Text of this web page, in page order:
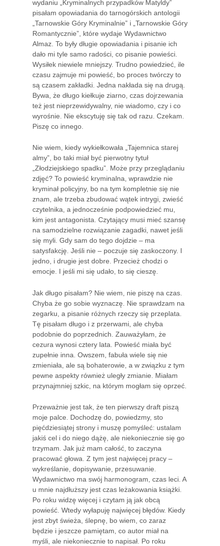
wydaniu „Kryminalnych przypadków Matyldy”
pisałam opowiadania do tarnogórskich antologii
„Tarnowskie Góry Kryminalnie” i „Tarnowskie Góry
Romantycznie”, które wydaje Wydawnictwo
Almaz. To były długie opowiadania i pisanie ich
dało mi tyle samo radości, co pisanie powieści.
Wysiłek niewiele mniejszy. Trudno powiedzieć, ile
czasu zajmuje mi powieść, bo proces twórczy to
są czasem zakładki. Jedna nakłada się na drugą.
Bywa, że długo kiełkuje ziarno, czas dojrzewania
też jest nieprzewidywalny, nie wiadomo, czy i co
wyrośnie. Nie ekscytuję się tak od razu. Czekam.
Piszę co innego.
Nie wiem, kiedy wykiełkowała „Tajemnica starej
almy”, bo taki miał być pierwotny tytuł
„Złodziejskiego spadku”. Może przy przeglądaniu
zdjęć? To powieść kryminalna, wprawdzie nie
kryminał policyjny, bo na tym kompletnie się nie
znam, ale trzeba zbudować wątek intrygi, zwieść
czytelnika, a jednocześnie podpowiedzieć mu,
kim jest antagonista. Czytający musi mieć szansę
na samodzielne rozwiązanie zagadki, nawet jeśli
się myli. Gdy sam do tego dojdzie – ma
satysfakcję. Jeśli nie – poczuje się zaskoczony. I
jedno, i drugie jest dobre. Przecież chodzi o
emocje. I jeśli mi się udało, to się cieszę.
Jak długo pisałam? Nie wiem, nie piszę na czas.
Chyba że go sobie wyznaczę. Nie sprawdzam na
zegarku, a pisanie różnych rzeczy się przeplata.
Tę pisałam długo i z przerwami, ale chyba
podobnie do poprzednich. Zauważyłam, że
cezura wynosi cztery lata. Powieść miała być
zupełnie inna. Owszem, fabuła wiele się nie
zmieniała, ale są bohaterowie, a w związku z tym
pewne aspekty również uległy zmianie. Miałam
przynajmniej szkic, na którym mogłam się oprzeć.
Przeważnie jest tak, że ten pierwszy draft piszą
moje palce. Dochodzę do, powiedzmy, sto
pięćdziesiątej strony i muszę pomyśleć: ustalam
jakiś cel i do niego dążę, ale niekoniecznie się go
trzymam. Jak już mam całość, to zaczyna
pracować głowa. Z tym jest najwięcej pracy –
wykreślanie, dopisywanie, przesuwanie.
Wydawnictwo ma swój harmonogram, czas leci. A
u mnie najdłuższy jest czas leżakowania książki.
Po roku widzę więcej i czytam ją jak obcą
powieść. Wtedy wyłapuję najwięcej błędów. Kiedy
jest zbyt świeża, ślepnę, bo wiem, co zaraz
będzie i jeszcze pamiętam, co autor miał na
myśli, ale niekoniecznie to napisał. Po roku